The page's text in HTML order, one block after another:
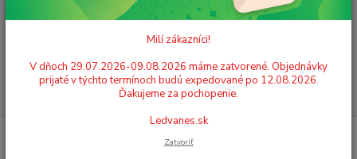
Po. - Pia. od 9:00 hod. - 16:00 hod.
za0,00 EUR
Milí zákazníci!
V dňoch 29.07.2026-09.08.2026 máme zatvorené. Objednávky
prijaté v týchto termínoch budú expedované po 12.08.2026.
Ďakujeme za pochopenie.
Ledvanes.sk
Zatvoriť